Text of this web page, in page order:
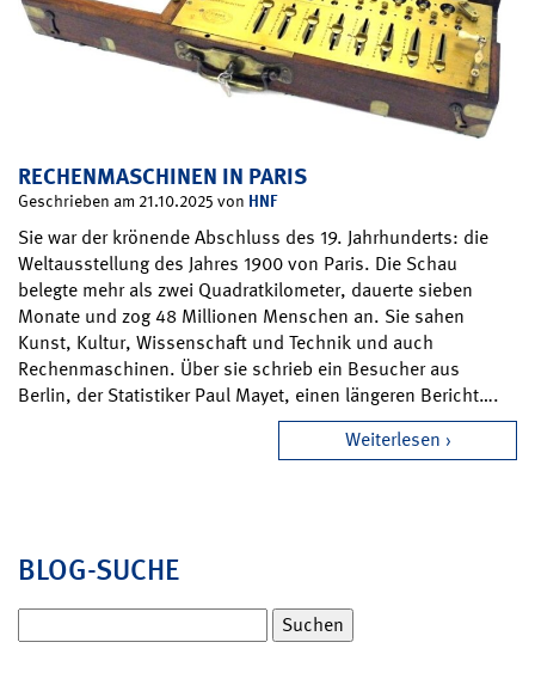
RECHENMASCHINEN IN PARIS
Geschrieben am 21.10.2025 von HNF
Sie war der krönende Abschluss des 19. Jahrhunderts: die
Weltausstellung des Jahres 1900 von Paris. Die Schau
belegte mehr als zwei Quadratkilometer, dauerte sieben
Monate und zog 48 Millionen Menschen an. Sie sahen
Kunst, Kultur, Wissenschaft und Technik und auch
Rechenmaschinen. Über sie schrieb ein Besucher aus
Berlin, der Statistiker Paul Mayet, einen längeren Bericht….
Weiterlesen
BLOG-SUCHE
nach: